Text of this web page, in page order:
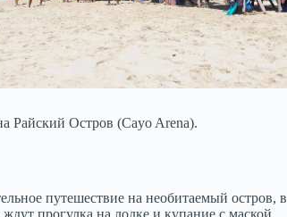
Райский Остров (Cayo Arena).
путешествие на необитаемый остров, в